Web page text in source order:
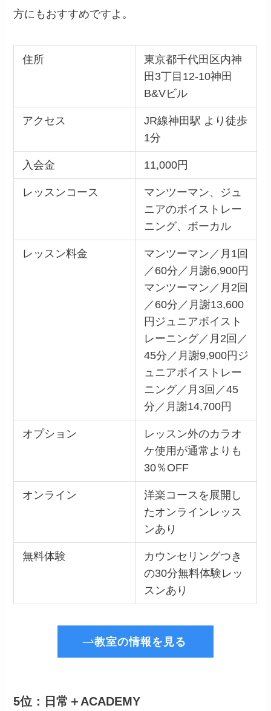
方にもおすすめですよ。
住所
東京都千代田区内神
田3丁目12-10神田
B&Vビル
アクセス
JR線神田駅 より徒歩
1分
入会金 11,000円
レッスンコース
マンツーマン、ジュ
ニアのボイストレー
ニング、ボーカル
レッスン料金
マンツーマン／月1回
／60分／月謝6,900円
マンツーマン／月2回
／60分／月謝13,600
円ジュニアボイスト
レーニング／月2回／
45分／月謝9,900円ジ
ュニアボイストレー
ニング／月3回／45
分／月謝14,700円
オプション
レッスン外のカラオ
ケ使用が通常よりも
30％OFF
オンライン
洋楽コースを展開し
たオンラインレッス
ンあり
無料体験
カウンセリングつき
の30分無料体験レッ
スンあり
教室の情報を見る
5位：日常＋ACADEMY